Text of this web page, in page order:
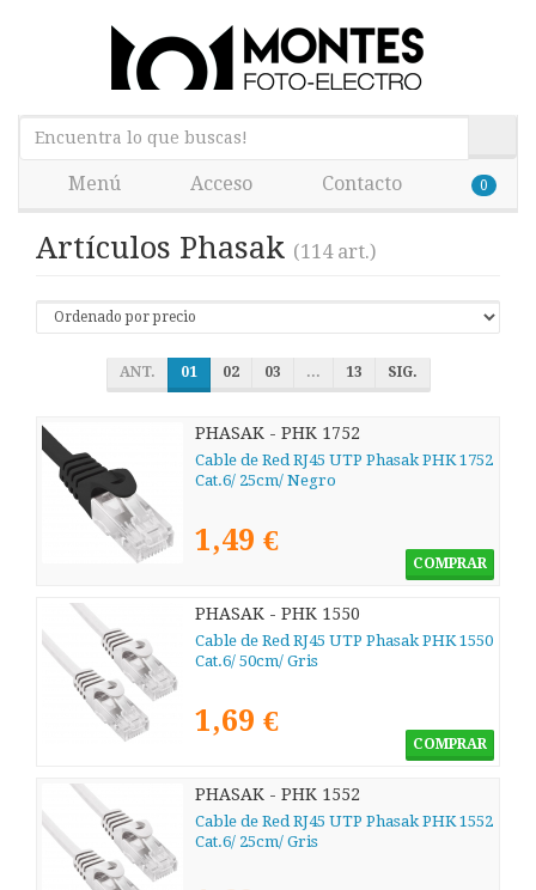
Menú Acceso Contacto 0
Artículos Phasak (114 art.)
ANT. 01 02 03 ... 13 SIG.
PHASAK - PHK 1752
Cable de Red RJ45 UTP Phasak PHK 1752
Cat.6/ 25cm/ Negro
1,49 €
COMPRAR
PHASAK - PHK 1550
Cable de Red RJ45 UTP Phasak PHK 1550
Cat.6/ 50cm/ Gris
1,69 €
COMPRAR
PHASAK - PHK 1552
Cable de Red RJ45 UTP Phasak PHK 1552
Cat.6/ 25cm/ Gris